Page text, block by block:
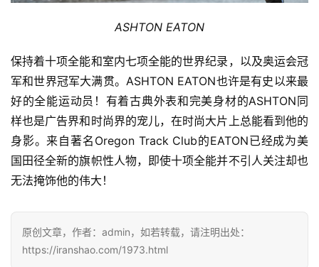
ASHTON EATON
保持着十项全能和室内七项全能的世界纪录，以及奥运会冠
军和世界冠军大满贯。ASHTON EATON也许是有史以来最
好的全能运动员！有着古典外表和完美身材的ASHTON同
样也是广告界和时尚界的宠儿，在时尚大片上总能看到他的
身影。来自著名Oregon Track Club的EATON已经成为美
国田径全新的旗帜性人物，即使十项全能并不引人关注却也
无法掩饰他的伟大！
原创文章，作者：admin，如若转载，请注明出处：
https://iranshao.com/1973.html